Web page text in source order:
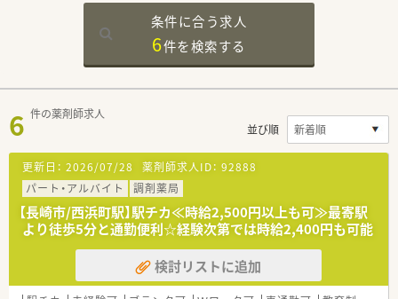
条件に合う求人
6件を検索する
6 件の薬剤師求人
並び順
更新日： 2026/07/28 薬剤師求人ID： 92888
パート・アルバイト
調剤薬局
【長崎市/西浜町駅】駅チカ≪時給2,500円以上も可≫最寄駅
より徒歩5分と通勤便利☆経験次第では時給2,400円も可能
検討リストに追加